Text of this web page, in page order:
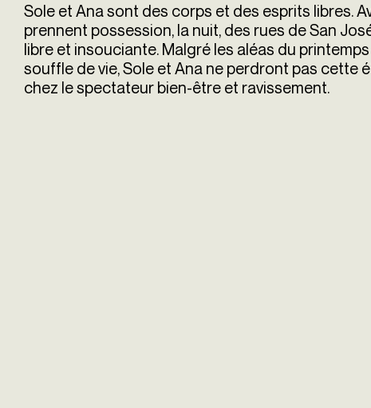
Sole et Ana sont des corps et des esprits libres.
prennent possession, la nuit, des rues de San
libre et insouciante. Malgré les aléas du
souffle de vie, Sole et Ana ne perdront pas
chez le spectateur bien-être et ravissement.